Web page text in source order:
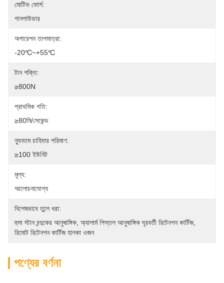
মোটিভ ফোর্স:
গানপাউডার
অপারেশন তাপমাত্রা:
-20℃~+55℃
টান শক্তি:
≥800N
প্রাথমিক গতি:
≥80মি/সেকেন্ড
ন্যূনতম চাহিদার পরিমাণ:
≥100 ইউনিট
মূল্য:
আলোচনাযোগ্য
বিশেষভাবে তুলে ধরা:
হুসা স্টান বন্দুকের আনুষাঙ্গিক অ্যালার্ম পিস্তল আনুষাঙ্গিক দূরবর্তী রিটেনশন কার্টিজ,
রিমোট রিটেনশন কার্টিজ হালকা ওজন
পণ্যের বর্ণনা